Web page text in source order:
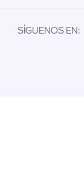
SÍGUENOS EN: